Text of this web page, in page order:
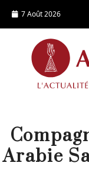
7 Août 2026
Arabie